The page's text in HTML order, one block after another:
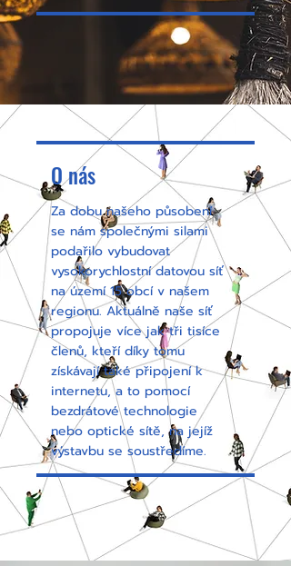
O nás
Za dobu našeho působení
se nám společnými silami
podařilo vybudovat
vysokorychlostní datovou síť
na území 15 obcí v našem
regionu. Aktuálně naše síť
propojuje více jak tři tisíce
členů, kteří díky tomu
získávají také připojení k
internetu, a to pomocí
bezdrátové technologie
nebo optické sítě, na jejíž
výstavbu se soustředíme.